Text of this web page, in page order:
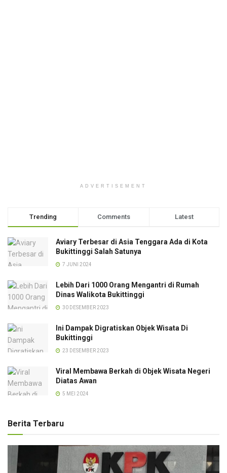
ADVERTISEMENT
Trending Comments Latest
Aviary Terbesar di Asia Tenggara Ada di Kota
Bukittinggi Salah Satunya
7 JUNI 2024
Lebih Dari 1000 Orang Mengantri di Rumah
Dinas Walikota Bukittinggi
30 DESEMBER 2023
Ini Dampak Digratiskan Objek Wisata Di
Bukittinggi
23 DESEMBER 2023
Viral Membawa Berkah di Objek Wisata Negeri
Diatas Awan
5 MEI 2024
Berita Terbaru